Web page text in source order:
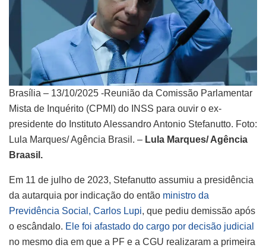
Brasília – 13/10/2025 -Reunião da Comissão Parlamentar
Mista de Inquérito (CPMI) do INSS para ouvir o ex-
presidente do Instituto Alessandro Antonio Stefanutto. Foto:
Lula Marques/ Agência Brasil. – Lula Marques/ Agência
Braasil.
Em 11 de julho de 2023, Stefanutto assumiu a presidência
da autarquia por indicação do então ministro da
Previdência Social, Carlos Lupi, que pediu demissão após
o escândalo. Ele foi afastado do cargo por decisão judicial
no mesmo dia em que a PF e a CGU realizaram a primeira